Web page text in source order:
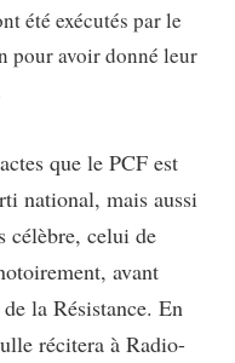
été exécutés par le
pour avoir donné leur
que le PCF est
national, mais aussi
célèbre, celui de
avant
la Résistance. En
récitera à Radio-